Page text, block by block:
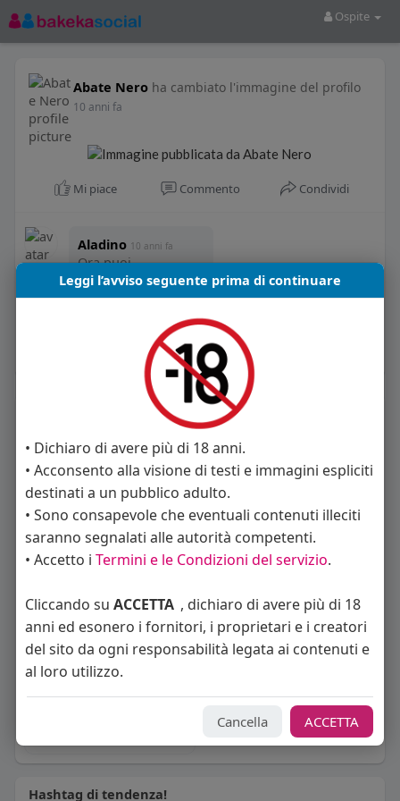
Ospite
Abate Nero ha cambiato l'immagine del profilo
10 anni fa
Mi piace Commento Condividi
Aladino 10 anni fa
Ora puoi
respirare....
La gente si consiglia di rispettare
sempreluixte
Giulia Palmieri Raffaele Esposito
Hashtag di tendenza!
Leggi l’avviso seguente prima di continuare
• Dichiaro di avere più di 18 anni.
• Acconsento alla visione di testi e immagini espliciti
destinati a un pubblico adulto.
• Sono consapevole che eventuali contenuti illeciti
saranno segnalati alle autorità competenti.
• Accetto i Termini e le Condizioni del servizio.
Cliccando su ACCETTA , dichiaro di avere più di 18
anni ed esonero i fornitori, i proprietari e i creatori
del sito da ogni responsabilità legata ai contenuti e
al loro utilizzo.
Cancella ACCETTA